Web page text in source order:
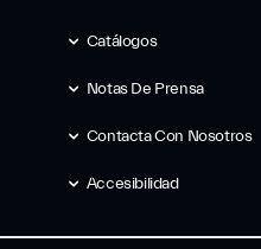
Catálogos
Notas De Prensa
Contacta Con Nosotros
Accesibilidad